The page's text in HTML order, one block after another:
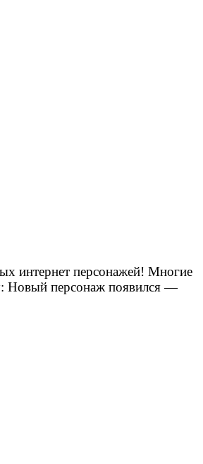
интернет персонажей! Многие
Новый персонаж появился —